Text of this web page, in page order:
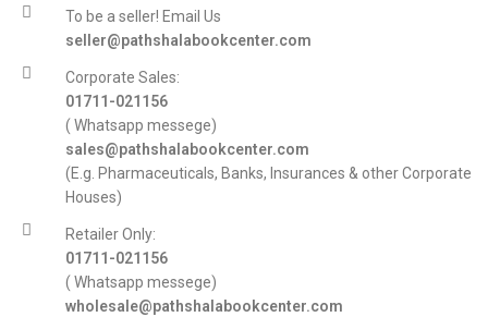
To be a seller! Email Us
seller@pathshalabookcenter.com
Corporate Sales:
01711-021156
( Whatsapp messege)
sales@pathshalabookcenter.com
(E.g. Pharmaceuticals, Banks, Insurances & other Corporate
Houses)
Retailer Only:
01711-021156
( Whatsapp messege)
wholesale@pathshalabookcenter.com